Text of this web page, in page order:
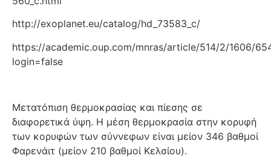
http://exoplanet.eu/catalog/hd_73583_c/
https://academic.oup.com/mnras/article/514/2/1606/
login=false
Μετατόπιση θερμοκρασίας και πίεσης σε
διαφορετικά ύψη. Η μέση θερμοκρασία στην κορυφή
των κορυφών των σύννεφων είναι μείον 346 βαθμοί
Φαρενάιτ (μείον 210 βαθμοί Κελσίου).